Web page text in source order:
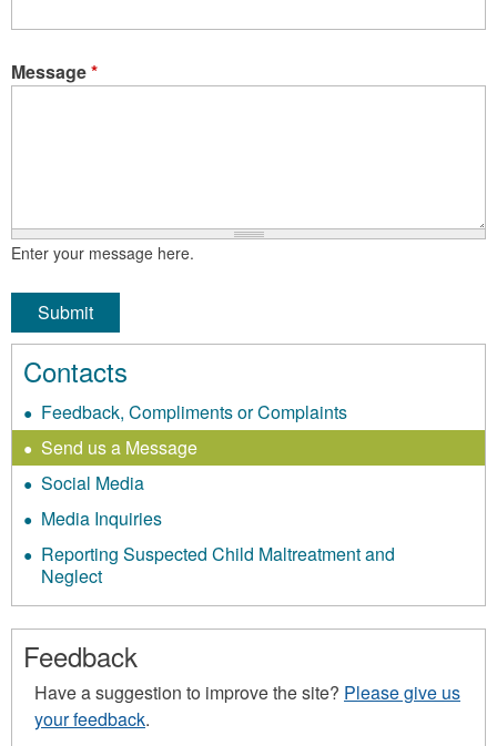
Message*
Enter your message here.
Contacts
Feedback, Compliments or Complaints
Send us a Message
Social Media
Media Inquiries
Reporting Suspected Child Maltreatment and
Neglect
Feedback
Have a suggestion to improve the site? Please give us
your feedback.